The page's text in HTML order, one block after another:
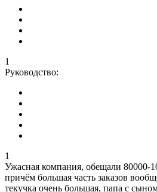
1
Руководство:
1
Ужасная компания, обещали 80000-
причём большая часть заказов
текучка очень большая, папа с